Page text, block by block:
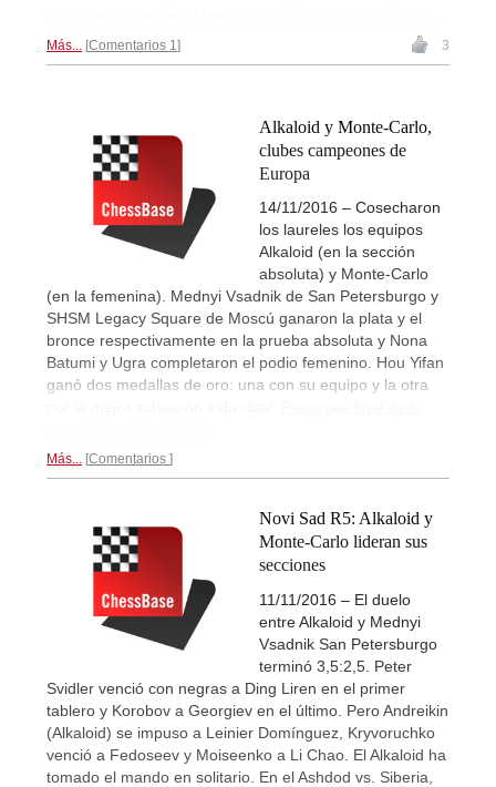
Más... Comentarios 1 3
Alkaloid y Monte-Carlo,
clubes campeones de
Europa
14/11/2016 – Cosecharon
los laureles los equipos
Alkaloid (en la sección
absoluta) y Monte-Carlo
(en la femenina). Mednyi Vsadnik de San Petersburgo y
SHSM Legacy Square de Moscú ganaron la plata y el
bronce respectivamente en la prueba absoluta y Nona
Batumi y Ugra completaron el podio femenino. Hou Yifan
ganó dos medallas de oro: una con su equipo y la otra
Más... Comentarios
Novi Sad R5: Alkaloid y
Monte-Carlo lideran sus
secciones
11/11/2016 – El duelo
entre Alkaloid y Mednyi
Vsadnik San Petersburgo
terminó 3,5:2,5. Peter
Svidler venció con negras a Ding Liren en el primer
tablero y Korobov a Georgiev en el último. Pero Andreikin
(Alkaloid) se impuso a Leinier Domínguez, Kryvoruchko
venció a Fedoseev y Moiseenko a Li Chao. El Alkaloid ha
tomado el mando en solitario. En el Ashdod vs. Siberia,